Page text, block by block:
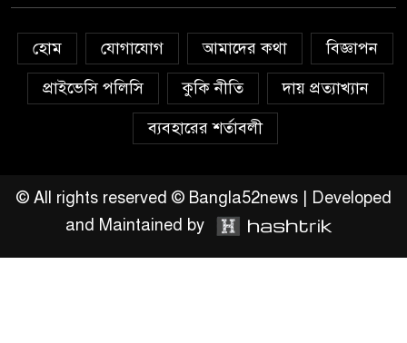
ক্যাটাগরিতে সেরা
সৌদি আরব ভিশন ২০৩০:মানে
নতুন বিনিয়োগ নতুন ব্যাবসা আর
নতুন কর্মসংস্হান এই সম্ভাবনা
কাজে লাগিয়ে এগিয়ে চলছে বাংলাদেশী ব্যাবসায়িরা
মনিরুজ্জামান শেখ জুয়েলের বিরুদ্ধে
দায়ের করা মিথ্যা চাঁদাবাজীর মামলা
হোম যোগাযোগ আমাদের কথা
বিজ্ঞাপন
প্রাইভেসি পলিসি
কুকি নীতি
দায় প্রত্যাখ্যান
ব্যবহারের শর্তাবলী
© All rights reserved © Bangla52news | Developed
and Maintained by